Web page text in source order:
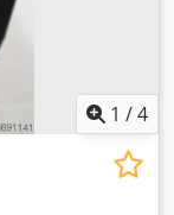
1 /4